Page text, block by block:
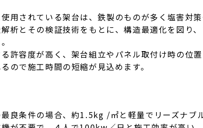
用されている架台は、鉄製のものが多く塩害対
析とその検証技術をもとに、構造最適化を図り
許容度が高く、架台組立やパネル取付け時の位
ので施工時間の短縮が見込めます。
良条件の場合、約1.5kg /㎡と軽量でリーズナブ